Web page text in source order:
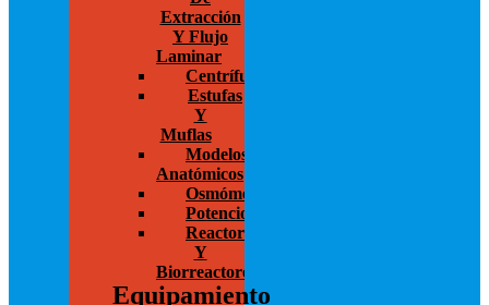
Extracción
Y Flujo
Laminar
Centrífugas
Estufas
Y
Muflas
Modelos
Anatómicos
Osmómetros
Potenciostato
Reactores
Y
Biorreactores
Equipamiento